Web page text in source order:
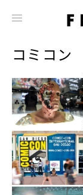
コミコン